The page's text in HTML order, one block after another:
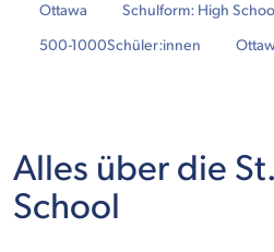
Ottawa
Schulform: High
500-1000Schüler:innen
Alles über die
School